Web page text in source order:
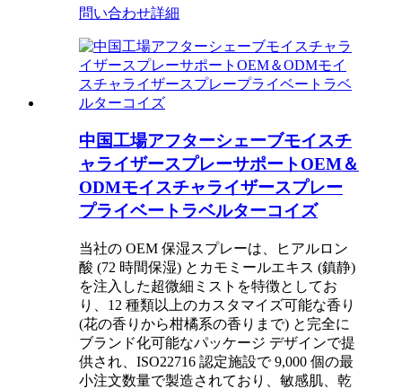
問い合わせ詳細
中国工場アフターシェーブモイスチ
ャライザースプレーサポートOEM＆
ODMモイスチャライザースプレー
プライベートラベルターコイズ
当社の OEM 保湿スプレーは、ヒアルロン
酸 (72 時間保湿) とカモミールエキス (鎮静)
を注入した超微細ミストを特徴としてお
り、12 種類以上のカスタマイズ可能な香り
(花の香りから柑橘系の香りまで) と完全に
ブランド化可能なパッケージ デザインで提
供され、ISO22716 認定施設で 9,000 個の最
小注文数量で製造されており、敏感肌、乾